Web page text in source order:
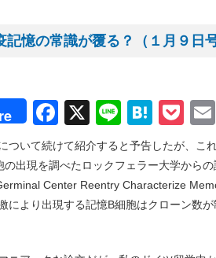
憶の常識が覆る？（１月９日
Facebook
X Line
ついて続けて紹介すると予告したが、こ
の出現を調べたロックフェラー大学から
Center Reentry Characterize
により出現する記憶B細胞はクローン数